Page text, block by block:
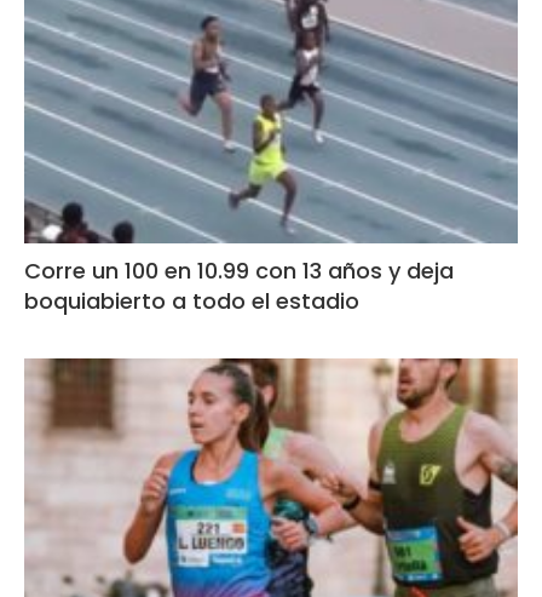
Corre un 100 en 10.99 con 13 años y deja
boquiabierto a todo el estadio